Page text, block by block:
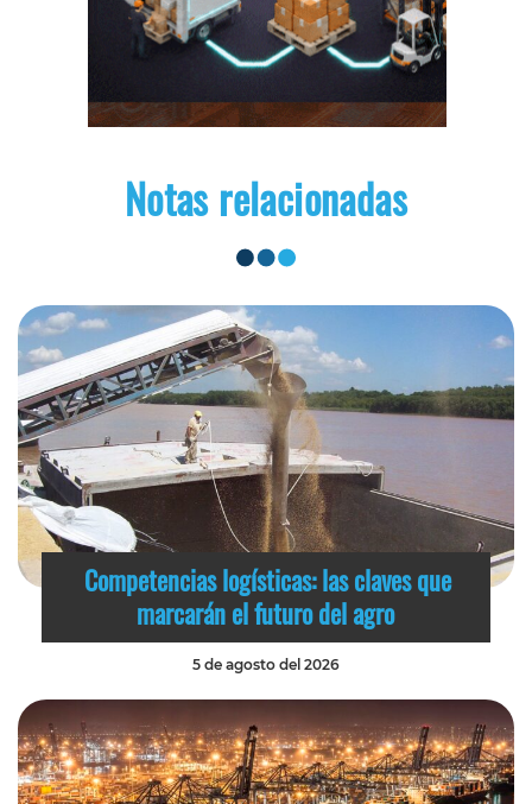
Notas relacionadas
Competencias logísticas: las claves que
marcarán el futuro del agro
5 de agosto del 2026